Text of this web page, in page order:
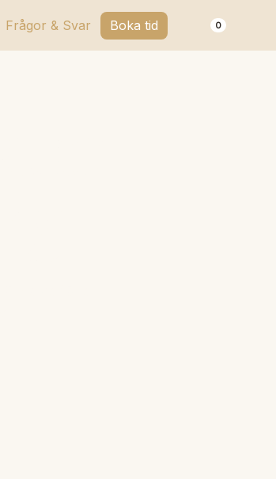
Frågor & Svar Boka tid 0